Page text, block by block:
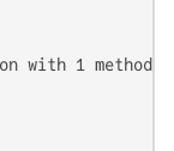
with 1 method)